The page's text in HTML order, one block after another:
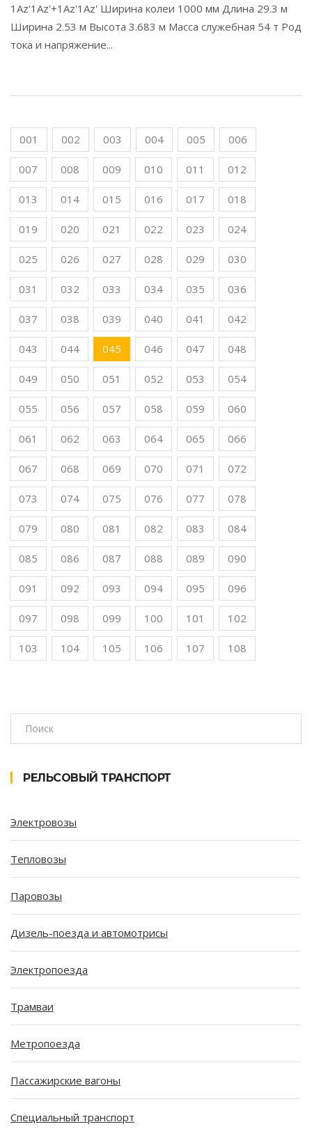
1Az'1Az'+1Az'1Az' Ширина колеи 1000 мм Длина 29.3 м
Ширина 2.53 м Высота 3.683 м Масса служебная 54 т Род
тока и напряжение...
001 002 003 004 005 006
007 008 009 010 011 012
013 014 015 016 017 018
019 020 021 022 023 024
025 026 027 028 029 030
031 032 033 034 035 036
037 038 039 040 041 042
043 044 045 046 047 048
049 050 051 052 053 054
055 056 057 058 059 060
061 062 063 064 065 066
067 068 069 070 071 072
073 074 075 076 077 078
079 080 081 082 083 084
085 086 087 088 089 090
091 092 093 094 095 096
097 098 099 100 101 102
103 104 105 106 107 108
РЕЛЬСОВЫЙ ТРАНСПОРТ
Электровозы
Тепловозы
Паровозы
Дизель-поезда и автомотрисы
Электропоезда
Трамваи
Метропоезда
Пассажирские вагоны
Специальный транспорт